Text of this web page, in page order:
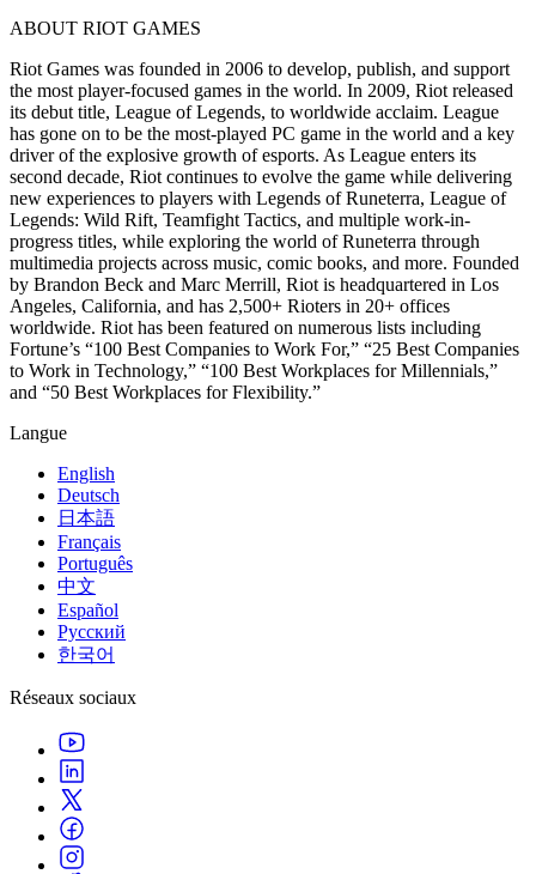
ABOUT RIOT GAMES
Riot Games was founded in 2006 to develop, publish, and support
the most player-focused games in the world. In 2009, Riot released
its debut title, League of Legends, to worldwide acclaim. League
has gone on to be the most-played PC game in the world and a key
driver of the explosive growth of esports. As League enters its
second decade, Riot continues to evolve the game while delivering
new experiences to players with Legends of Runeterra, League of
Legends: Wild Rift, Teamfight Tactics, and multiple work-in-
progress titles, while exploring the world of Runeterra through
multimedia projects across music, comic books, and more. Founded
by Brandon Beck and Marc Merrill, Riot is headquartered in Los
Angeles, California, and has 2,500+ Rioters in 20+ offices
worldwide. Riot has been featured on numerous lists including
Fortune’s “100 Best Companies to Work For,” “25 Best Companies
to Work in Technology,” “100 Best Workplaces for Millennials,”
and “50 Best Workplaces for Flexibility.”
Langue
English
Deutsch
日本語
Français
Português
中文
Español
Русский
한국어
Réseaux sociaux